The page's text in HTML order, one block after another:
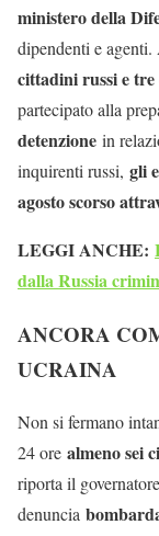
ministero della
dipendenti e
cittadini russi e
partecipato alla
detenzione in
inquirenti russi, gli
agosto scorso
LEGGI ANCHE:
dalla Russia
ANCORA
UCRAINA
Non si fermano
24 ore almeno sei
riporta il
denuncia